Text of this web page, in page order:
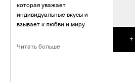
которая уважает
индивидуальные вкусы и
взывает к любви и миру.
Читать больше
+